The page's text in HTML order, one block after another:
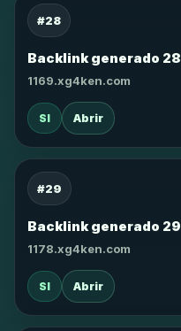
#28
Backlink generado 28
1169.xg4ken.com
SI Abrir
#29
Backlink generado 29
1178.xg4ken.com
SI Abrir